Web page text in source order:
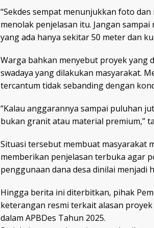
“Sekdes sempat menunjukkan foto
menolak penjelasan itu. Jangan
yang ada hanya sekitar 50 meter dan
Warga bahkan menyebut proyek yang
swadaya yang dilakukan masyarakat.
tercantum tidak sebanding dengan
“Kalau anggarannya sampai puluhan
bukan granit atau material premium,”
Situasi tersebut membuat masyarakat
memberikan penjelasan terbuka agar
penggunaan dana desa dinilai
Hingga berita ini diterbitkan, pihak
keterangan resmi terkait alasan
dalam APBDes Tahun 2025.